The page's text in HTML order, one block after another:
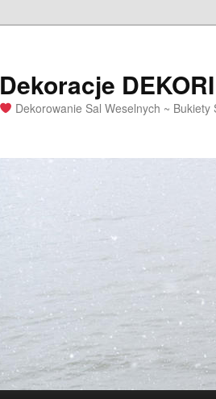
Dekoracje DEKORI
Dekorowanie Sal Weselnych ~